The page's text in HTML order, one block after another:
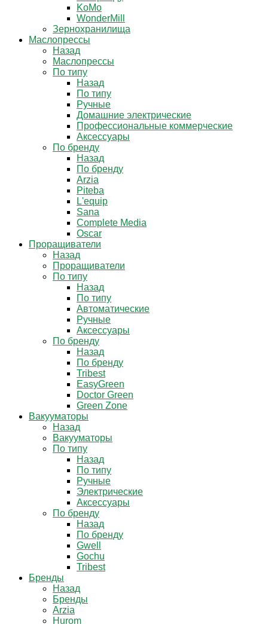
KoMo
WonderMill
Зернохранилища
Маслопрессы
Назад
Маслопрессы
По типу
Назад
По типу
Ручные
Домашние электрические
Профессиональные коммерческие
Аксессуары
По бренду
Назад
По бренду
Arzia
Piteba
L'equip
Sana
Complete Media
Oscar
Проращиватели
Назад
Проращиватели
По типу
Назад
По типу
Автоматические
Ручные
Аксессуары
По бренду
Назад
По бренду
Tribest
EasyGreen
Doctor Green
Green Zone
Вакууматоры
Назад
Вакууматоры
По типу
Назад
По типу
Ручные
Электрические
Аксессуары
По бренду
Назад
По бренду
Gwell
Gochu
Tribest
Бренды
Назад
Бренды
Arzia
Hurom